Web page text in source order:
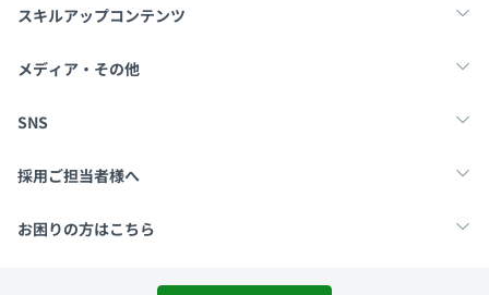
転職・キャリア
スキルアップコンテンツ
学習
メディア・その他
Tech Team Journal
SNS
X
採用ご担当者様へ
採用・教育をお考えの企業様へ
お困りの方はこちら